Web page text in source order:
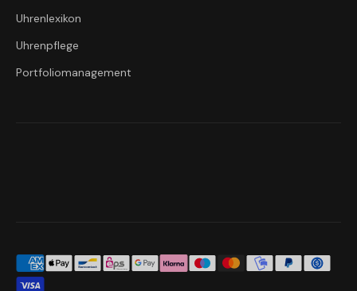
Uhrenlexikon
Uhrenpflege
Portfoliomanagement